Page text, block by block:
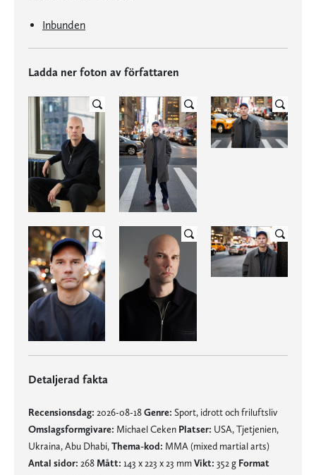
Inbunden
Ladda ner foton av författaren
Detaljerad fakta
Recensionsdag: 2026-08-18Genre: Sport, idrott och friluftsliv
Omslagsformgivare: Michael Ceken Platser: USA, Tjetjenien,
Ukraina, Abu Dhabi,Thema-kod: MMA (mixed martial arts)
Antal sidor: 268 Mått: 143 x 223 x 23 mmVikt: 352 g Format